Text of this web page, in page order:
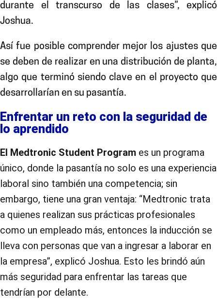
durante el transcurso de las clases”, explicó
Joshua.
Así fue posible comprender mejor los ajustes que
se deben de realizar en una distribución de planta,
algo que terminó siendo clave en el proyecto que
desarrollarían en su pasantía.
Enfrentar un reto con la seguridad de
lo aprendido
El Medtronic Student Program es un programa
único, donde la pasantía no solo es una experiencia
laboral sino también una competencia; sin
embargo, tiene una gran ventaja: “Medtronic trata
a quienes realizan sus prácticas profesionales
como un empleado más, entonces la inducción se
lleva con personas que van a ingresar a laborar en
la empresa”, explicó Joshua. Esto les brindó aún
más seguridad para enfrentar las tareas que
tendrían por delante.